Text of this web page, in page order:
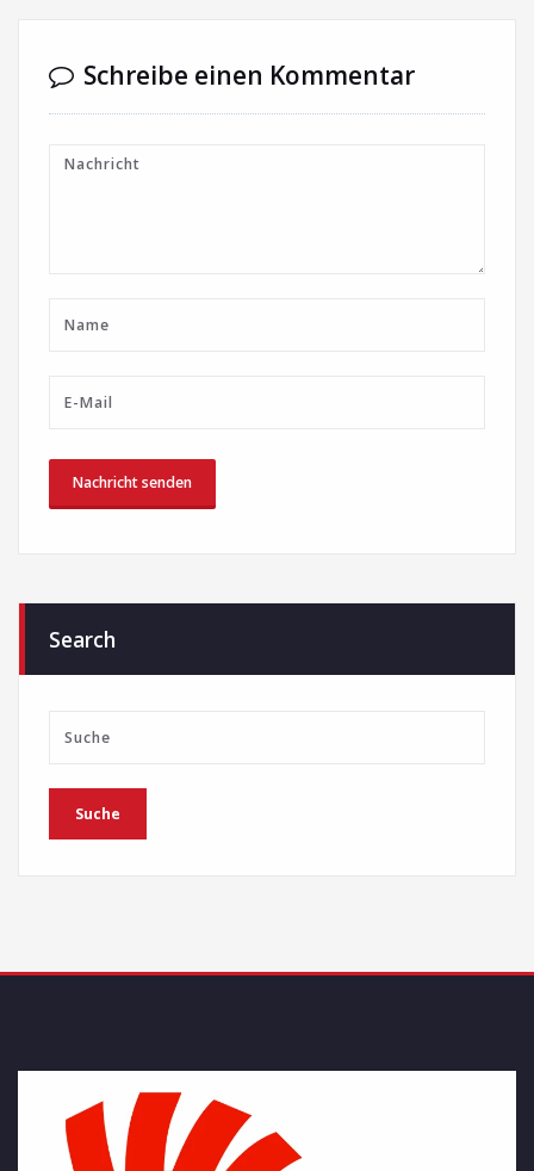
Schreibe einen Kommentar
Search